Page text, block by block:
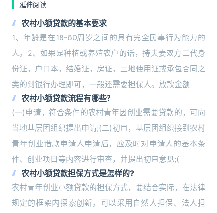
延伸阅读
农村小额贷款的基本要求
1、年龄是在18-60周岁之间的具有完全民事行为能力的
人。2、如果是种植或养殖农户的话，持夫妻双方二代身
份证，户口本，结婚证，房证，土地使用证或承包合同之
类的到银行办理即可，一般还需要担保人。放款金额
农村小额贷款流程有哪些？
(一)申请，符合条件的农村青年因创业需要贷款的，可向
当地基层团组织提出申请;(二)初审，基层团组织接到农村
青年创业借款申请人申请后，应及时对申请人的基本条
件、创业项目等内容进行审查，并提出初审意见;(
农村小额贷款担保方式是怎样的?
农村青年创业小额贷款的担保方式，要结合实际，在法律
规定的框架内探索创新。可以采用自然人担保、法人担